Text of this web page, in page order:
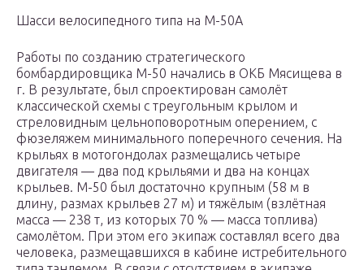
Шасси велосипедного типа на М-50А
Работы по созданию стратегического
бомбардировщика М-50 начались в ОКБ Мясищева в
г. В результате, был спроектирован самолёт
классической схемы с треугольным крылом и
стреловидным цельноповоротным оперением, с
фюзеляжем минимального поперечного сечения. На
крыльях в мотогондолах размещались четыре
двигателя — два под крыльями и два на концах
крыльев. М-50 был достаточно крупным (58 м в
длину, размах крыльев 27 м) и тяжёлым (взлётная
масса — 238 т, из которых 70 % — масса топлива)
самолётом. При этом его экипаж составлял всего два
человека, размещавшихся в кабине истребительного